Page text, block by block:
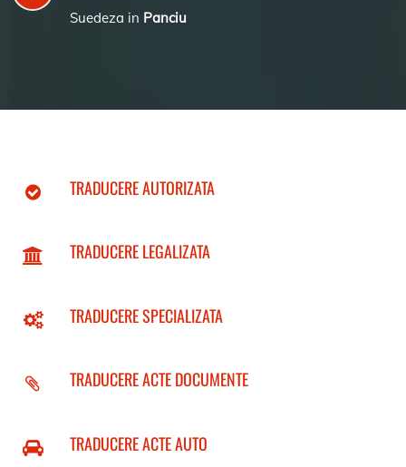
Suedeza in Panciu
TRADUCERE AUTORIZATA
TRADUCERE LEGALIZATA
TRADUCERE SPECIALIZATA
TRADUCERE ACTE DOCUMENTE
TRADUCERE ACTE AUTO